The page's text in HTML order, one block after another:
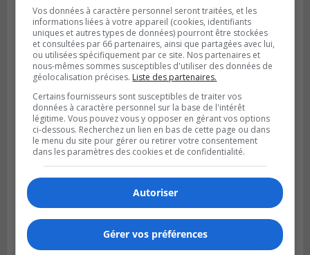
GREENFIELD PARK
Publié le 6 août 2026 à 13h45
Greenfield Park veut s’armer contre les
fortes
pluies
Vos données à caractère personnel seront traitées, et les
informations liées à votre appareil (cookies, identifiants
uniques et autres types de données) pourront être stockées
et consultées par 66 partenaires, ainsi que partagées avec lui,
ou utilisées spécifiquement par ce site. Nos partenaires et
nous-mêmes sommes susceptibles d'utiliser des données de
géolocalisation précises. Liste des partenaires.
Certains fournisseurs sont susceptibles de traiter vos
données à caractère personnel sur la base de l'intérêt
légitime. Vous pouvez vous y opposer en gérant vos options
ci-dessous. Recherchez un lien en bas de cette page ou dans
le menu du site pour gérer ou retirer votre consentement
dans les paramètres des cookies et de confidentialité.
Autoriser
Gérer vos préférences